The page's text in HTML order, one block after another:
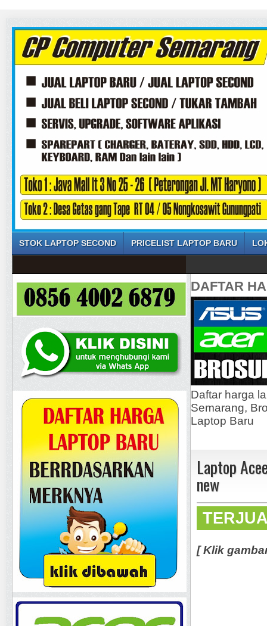
STOK LAPTOP SECOND PRICELIST LAPTOP BARU
DAFTAR
Daftar harga
Semarang,
Laptop Baru
Laptop
new
[ Klik